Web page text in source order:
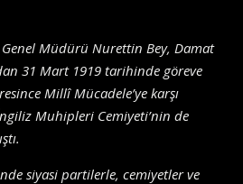
Genel Müdürü Nurettin Bey, Damat
31 Mart 1919 tarihinde göreve
Millî Mücadele’ye karşı
Muhipleri Cemiyeti’nin de
siyasi partilerle, cemiyetler ve